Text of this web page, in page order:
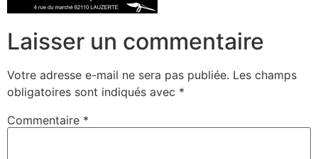
Laisser un commentaire
Votre adresse e-mail ne sera pas publiée. Les champs
obligatoires sont indiqués avec *
Commentaire *